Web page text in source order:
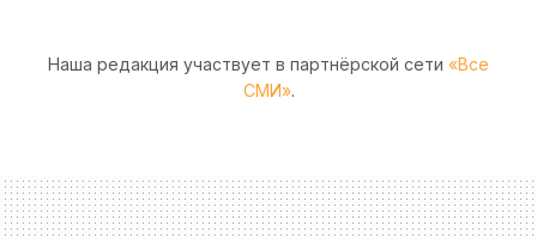
Наша редакция участвует в партнёрской сети «Все
СМИ».